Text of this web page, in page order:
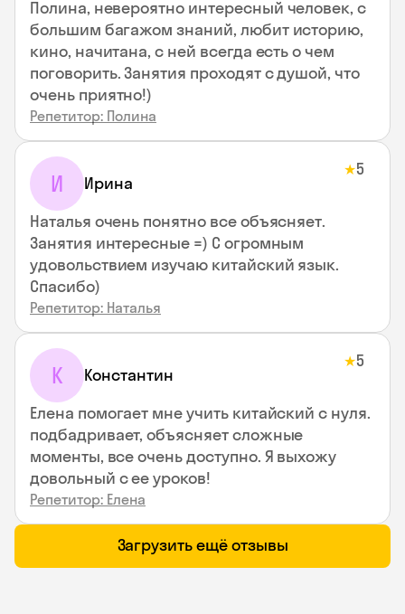
Полина, невероятно интересный человек, с
большим багажом знаний, любит историю,
кино, начитана, с ней всегда есть о чем
поговорить. Занятия проходят с душой, что
очень приятно!)
Репетитор: Полина
И Ирина
★5
Наталья очень понятно все объясняет.
Занятия интересные =) С огромным
удовольствием изучаю китайский язык.
Спасибо)
Репетитор: Наталья
К Константин
★5
Елена помогает мне учить китайский с нуля.
подбадривает, объясняет сложные
моменты, все очень доступно. Я выхожу
довольный с ее уроков!
Репетитор: Елена
Загрузить ещё отзывы